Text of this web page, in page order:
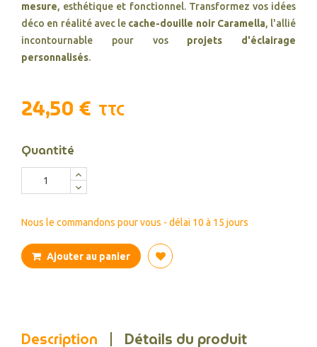
mesure, esthétique et fonctionnel. Transformez vos idées
déco en réalité avec le cache-douille noir Caramella, l'allié
incontournable pour vos projets d'éclairage
personnalisés.
24,50 € TTC
Quantité
Nous le commandons pour vous - délai 10 à 15 jours
Ajouter au panier
Description Détails du produit